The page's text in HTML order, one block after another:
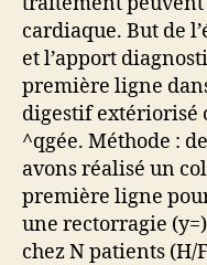
cardiaque. But de
et l’apport
première ligne
digestif extériorisé
^qgée. Méthode :
avons réalisé un
première ligne
une rectorragie
chez N patients (H/